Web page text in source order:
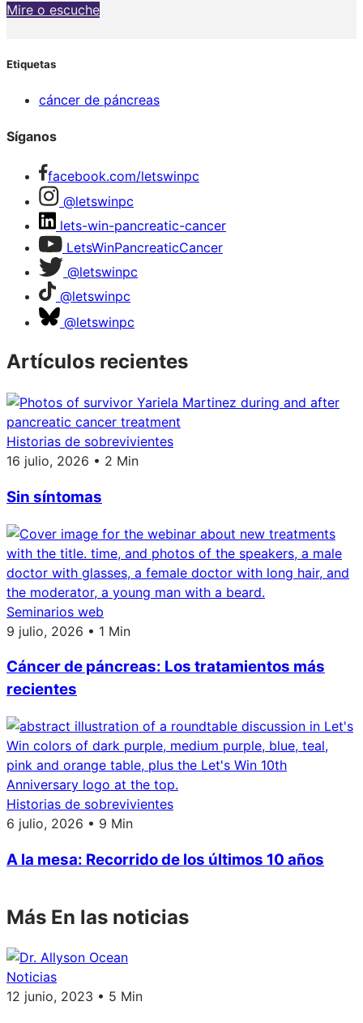
Mire o escuche
Etiquetas
cáncer de páncreas
Síganos
facebook.com/letswinpc
@letswinpc
lets-win-pancreatic-cancer
LetsWinPancreaticCancer
@letswinpc
@letswinpc
@letswinpc
Artículos recientes
Historias de sobrevivientes
16 julio, 2026 • 2 Min
Sin síntomas
Seminarios web
9 julio, 2026 • 1 Min
Cáncer de páncreas: Los tratamientos más
recientes
Historias de sobrevivientes
6 julio, 2026 • 9 Min
A la mesa: Recorrido de los últimos 10 años
Más En las noticias
Noticias
12 junio, 2023 • 5 Min